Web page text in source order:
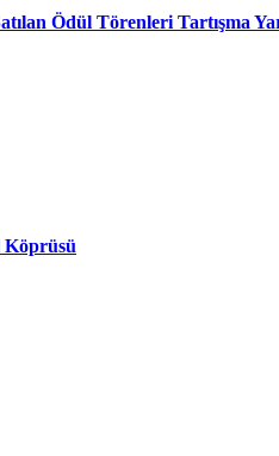
Ödül Törenleri Tartışma
Köprüsü